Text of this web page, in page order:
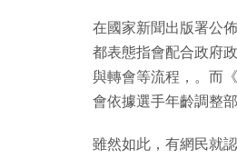
在國家新聞出版署公
都表態指會配合政府
與轉會等流程，。而
會依據選手年齡調整
雖然如此，有網民就